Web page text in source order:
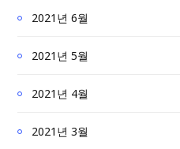
2021년 6월
2021년 5월
2021년 4월
2021년 3월